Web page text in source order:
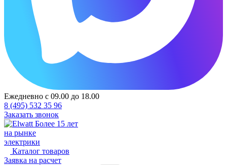
Ежедневно с 09.00 до 18.00
8 (495) 532 35 96
Заказать звонок
Более 15 лет
на рынке
электрики
Каталог товаров
Заявка на расчет